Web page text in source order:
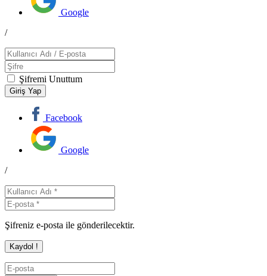
Google
/
Şifremi Unuttum
Facebook
Google
/
Şifreniz e-posta ile gönderilecektir.